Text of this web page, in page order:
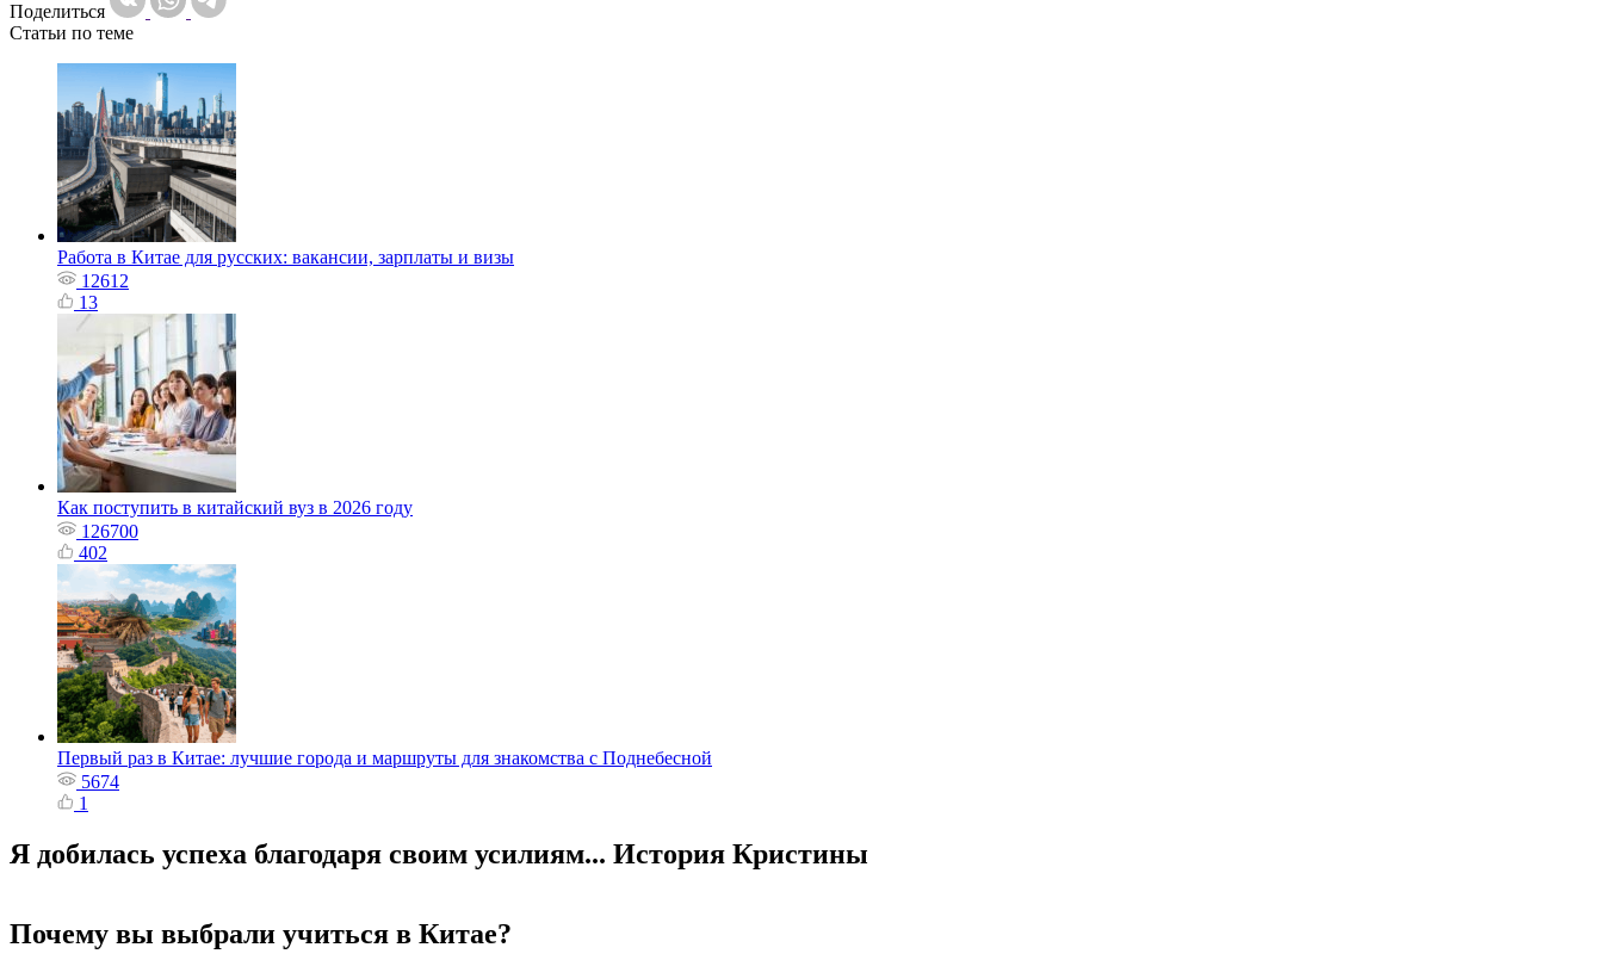
Поделиться
Статьи по теме
Работа в Китае для русских: вакансии, зарплаты и визы
12612
13
Как поступить в китайский вуз в 2026 году
126700
402
Первый раз в Китае: лучшие города и маршруты для знакомства с Поднебесной
5674
1
Я добилась успеха благодаря своим усилиям... История Кристины
Почему вы выбрали учиться в Китае?